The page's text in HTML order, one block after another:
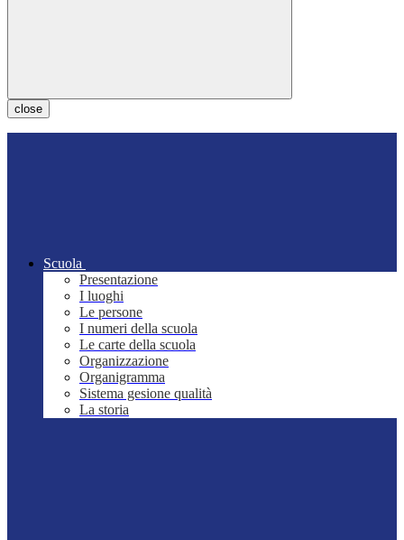
close
Scuola
Presentazione
I luoghi
Le persone
I numeri della scuola
Le carte della scuola
Organizzazione
Organigramma
Sistema gesione qualità
La storia